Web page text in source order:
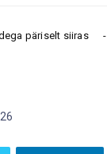
eneseareng